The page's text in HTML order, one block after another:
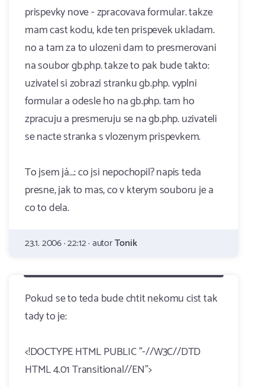
prispevky nove - zpracovava formular. takze
mam cast kodu, kde ten prispevek ukladam.
no a tam za to ulozeni dam to presmerovani
na soubor gb.php. takze to pak bude takto:
uzivatel si zobrazi stranku gb.php. vyplni
formular a odesle ho na gb.php. tam ho
zpracuju a presmeruju se na gb.php. uzivateli
se nacte stranka s vlozenym prispevkem.
To jsem já...: co jsi nepochopil? napis teda
presne, jak to mas, co v kterym souboru je a
co to dela.
23.1. 2006 · 22:12 · autorTonik
Pokud se to teda bude chtit nekomu cist tak
tady to je:
<!DOCTYPE HTML PUBLIC "-//W3C//DTD
HTML 4.01 Transitional//EN">